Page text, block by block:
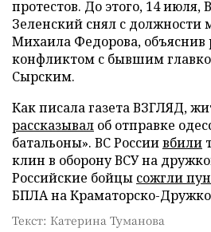
протестов. До этого, 14 июля,
Зеленский снял с должности
Михаила Федорова,
конфликтом с бывшим
Сырским.
Как писала газета ВЗГЛЯД,
рассказывал об отправке
батальоны». ВС Россиивбили
клин в оборону ВСУ на
Российские бойцы сожгли
БПЛА на Краматорско-
Текст: Катерина Туманова